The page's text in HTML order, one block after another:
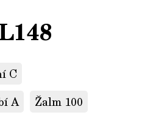
C
A
Žalm 100